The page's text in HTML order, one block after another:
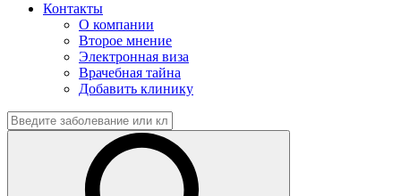
Контакты
О компании
Второе мнение
Электронная виза
Врачебная тайна
Добавить клинику